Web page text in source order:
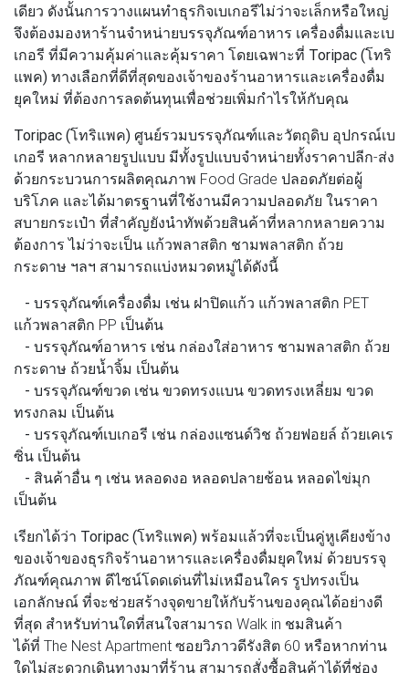
เดียว ดังนั้นการวางแผนทำธุรกิจเบเกอรีไม่ว่าจะเล็กหรือใหญ่
จึงต้องมองหาร้านจำหน่ายบรรจุภัณฑ์อาหาร เครื่องดื่มและเบ
เกอรี ที่มีความคุ้มค่าและคุ้มราคา โดยเฉพาะที่ Toripac (โทริ
แพค) ทางเลือกที่ดีที่สุดของเจ้าของร้านอาหารและเครื่องดื่ม
ยุคใหม่ ที่ต้องการลดต้นทุนเพื่อช่วยเพิ่มกำไรให้กับคุณ
Toripac (โทริแพค) ศูนย์รวมบรรจุภัณฑ์และวัตถุดิบ อุปกรณ์เบ
เกอรี หลากหลายรูปแบบ มีทั้งรูปแบบจำหน่ายทั้งราคาปลีก-ส่ง
ด้วยกระบวนการผลิตคุณภาพ Food Grade ปลอดภัยต่อผู้
บริโภค และได้มาตรฐานที่ใช้งานมีความปลอดภัย ในราคา
สบายกระเป๋า ที่สำคัญยังนำทัพด้วยสินค้าที่หลากหลายความ
ต้องการ ไม่ว่าจะเป็น แก้วพลาสติก ชามพลาสติก ถ้วย
กระดาษ ฯลฯ สามารถแบ่งหมวดหมู่ได้ดังนี้
- บรรจุภัณฑ์เครื่องดื่ม เช่น ฝาปิดแก้ว แก้วพลาสติก PET
แก้วพลาสติก PP เป็นต้น
- บรรจุภัณฑ์อาหาร เช่น กล่องใส่อาหาร ชามพลาสติก ถ้วย
กระดาษ ถ้วยน้ำจิ้ม เป็นต้น
- บรรจุภัณฑ์ขวด เช่น ขวดทรงแบน ขวดทรงเหลี่ยม ขวด
ทรงกลม เป็นต้น
- บรรจุภัณฑ์เบเกอรี เช่น กล่องแซนด์วิช ถ้วยฟอยล์ ถ้วยเคเร
ซิ่น เป็นต้น
- สินค้าอื่น ๆ เช่น หลอดงอ หลอดปลายช้อน หลอดไข่มุก
เป็นต้น
เรียกได้ว่า Toripac (โทริแพค) พร้อมแล้วที่จะเป็นคู่หูเคียงข้าง
ของเจ้าของธุรกิจร้านอาหารและเครื่องดื่มยุคใหม่ ด้วยบรรจุ
ภัณฑ์คุณภาพ ดีไซน์โดดเด่นที่ไม่เหมือนใคร รูปทรงเป็น
เอกลักษณ์ ที่จะช่วยสร้างจุดขายให้กับร้านของคุณได้อย่างดี
ที่สุด สำหรับท่านใดที่สนใจสามารถ Walk in ชมสินค้า
ได้ที่ The Nest Apartment ซอยวิภาวดีรังสิต 60 หรือหากท่าน
ใดไม่สะดวกเดินทางมาที่ร้าน สามารถสั่งซื้อสินค้าได้ที่ช่อง